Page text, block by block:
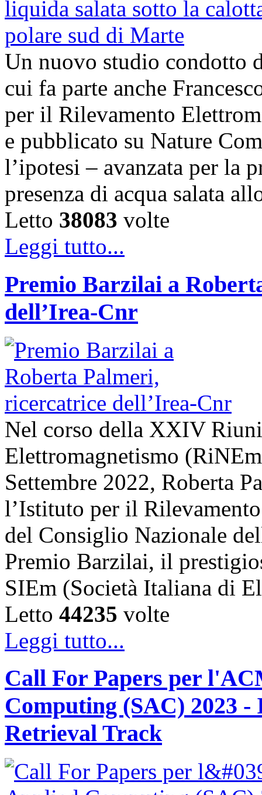
Un nuovo studio condotto
cui fa parte anche
per il Rilevamento
e pubblicato su Nature
l’ipotesi – avanzata per la
presenza di acqua salata
Letto 38083 volte
Leggi tutto...
Premio Barzilai a
dell’Irea-Cnr
Nel corso della XXIV
Elettromagnetismo
Settembre 2022, Roberta
l’Istituto per il
del Consiglio Nazionale
Premio Barzilai, il
SIEm (Società Italiana di
Letto 44235 volte
Leggi tutto...
Call For Papers per
Computing (SAC) 2023
Retrieval Track